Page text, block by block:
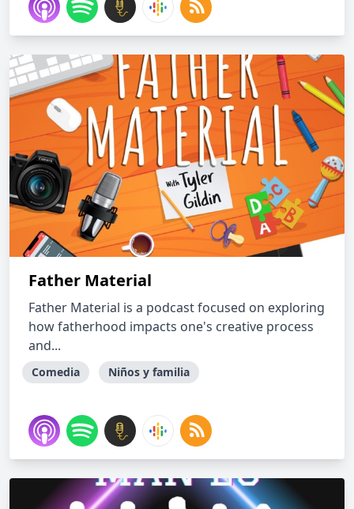
Father Material
Father Material is a podcast focused on exploring
how fatherhood impacts one's creative process
and...
Comedia Niños y familia